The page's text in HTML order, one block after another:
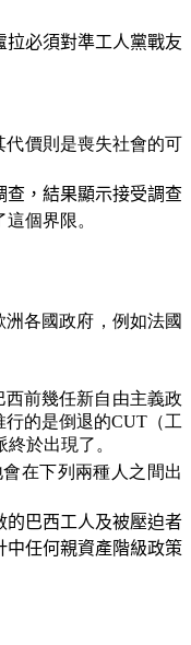
必須對準工人黨戰友
代價則是喪失社會的可
查，結果顯示接受調查
個界限。
各國政府，例如法國
西前幾任新自由主義政
的是倒退的CUT（工
於出現了。
在下列兩種人之間出
的巴西工人及被壓迫者
任何親資產階級政策